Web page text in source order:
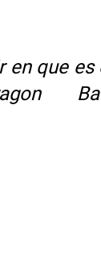
en que es